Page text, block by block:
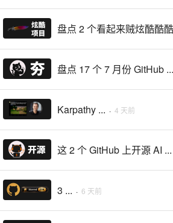
盘点 2 个看起来贼炫酷酷
盘点 17 个 7 月份 GitHub ...
Karpathy ... · 4 天前
这 2 个 GitHub 上开源 AI ...
3 ... · 6 天前